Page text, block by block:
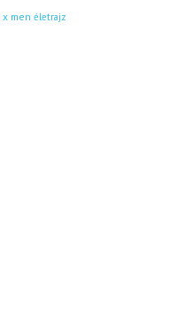
x men életrajz